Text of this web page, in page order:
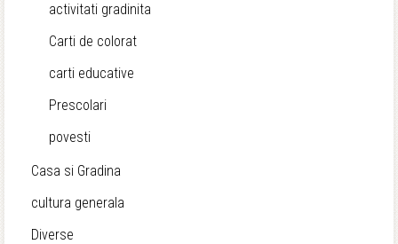
activitati gradinita
Carti de colorat
carti educative
Prescolari
povesti
Casa si Gradina
cultura generala
Diverse